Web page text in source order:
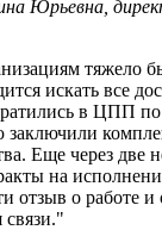
Юрьевна,
тяжело
искать все
в ЦПП по
заключили
Еще через две
на
отзыв о работе и
связи."